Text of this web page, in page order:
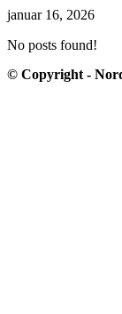
januar 16, 2026
No posts found!
© Copyright -